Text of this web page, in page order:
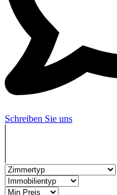
Schreiben Sie uns